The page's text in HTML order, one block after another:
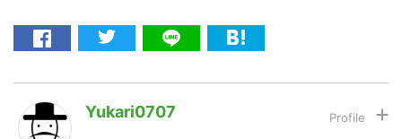
Yukari0707
Re:Work
AI
[Voice Edition]
[YouTube]
Daily Weekly